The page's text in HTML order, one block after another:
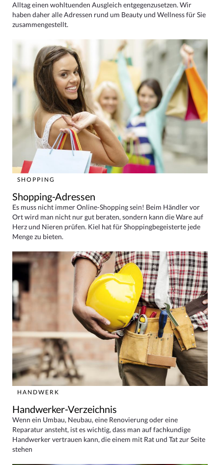
Alltag einen wohltuenden Ausgleich entgegenzusetzen. Wir
haben daher alle Adressen rund um Beauty und Wellness für Sie
zusammengestellt.
SHOPPING
Shopping-Adressen
Es muss nicht immer Online-Shopping sein! Beim Händler vor
Ort wird man nicht nur gut beraten, sondern kann die Ware auf
Herz und Nieren prüfen. Kiel hat für Shoppingbegeisterte jede
Menge zu bieten.
HANDWERK
Handwerker-Verzeichnis
Wenn ein Umbau, Neubau, eine Renovierung oder eine
Reparatur ansteht, ist es wichtig, dass man auf fachkundige
Handwerker vertrauen kann, die einem mit Rat und Tat zur Seite
stehen